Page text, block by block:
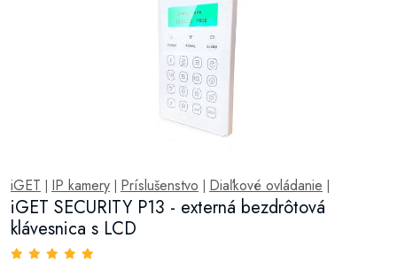
iGET IP kamery Príslušenstvo Diaľkové ovládanie
iGET SECURITY P13 - externá bezdrôtová
klávesnica s LCD